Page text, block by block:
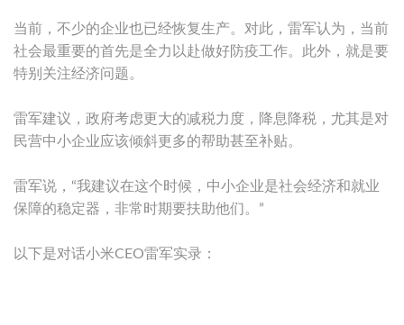
当前，不少的企业也已经恢复生产。对此，雷军认为，当前
社会最重要的首先是全力以赴做好防疫工作。此外，就是要
特别关注经济问题。
雷军建议，政府考虑更大的减税力度，降息降税，尤其是对
民营中小企业应该倾斜更多的帮助甚至补贴。
雷军说，“我建议在这个时候，中小企业是社会经济和就业
保障的稳定器，非常时期要扶助他们。”
以下是对话小米CEO雷军实录：